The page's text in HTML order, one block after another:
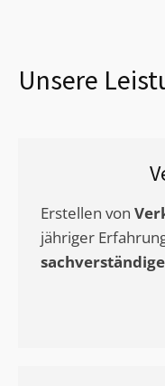
Unsere
Erstellen von
jähriger